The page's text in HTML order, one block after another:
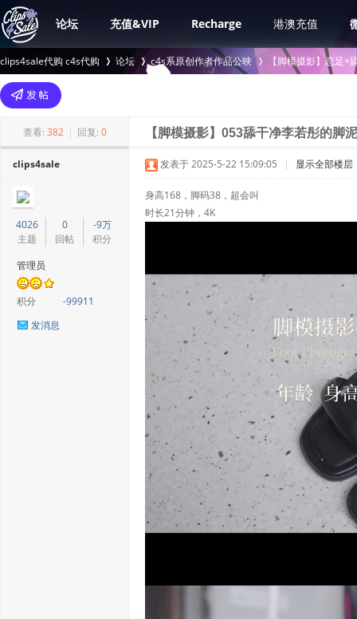
论坛 充值&VIP Recharge 港澳充值
clips4sale代购 c4s代购
>
论坛 c4s系原创作者作品公映
›
【脚模摄影】恋足+
查看: 382 | 回复: 0 【脚模摄影】053舔干净李若彤的脚泥
clips4sale
4026
主题
0
回帖
-9万
积分
管理员
积分
-99911
发消息
发表于 2025-5-22 15:09:05 | 显示全部楼层
身高168，脚码38，超会叫
时长21分钟，4K